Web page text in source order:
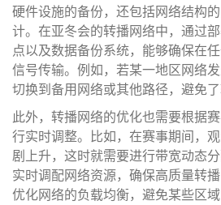
硬件设施的备份，还包括网络结构
计。在亚冬会的转播网络中，通过
点以及数据备份系统，能够确保在
信号传输。例如，若某一地区网络
切换到备用网络或其他路径，避免了
此外，转播网络的优化也需要根据
行实时调整。比如，在赛事期间，
剧上升，这时就需要进行带宽动态
实时调配网络资源，确保高质量转
优化网络的负载均衡，避免某些区